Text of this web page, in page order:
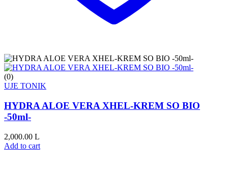
(0)
UJE TONIK
HYDRA ALOE VERA XHEL-KREM SO BIO
-50ml-
2,000.00 L
Add to cart